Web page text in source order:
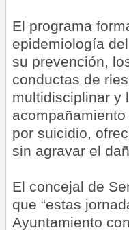
El programa
epidemiología
su prevención,
conductas de
multidisciplinar y
por suicidio,
sin agravar el
El concejal de
que “estas
Ayuntamiento